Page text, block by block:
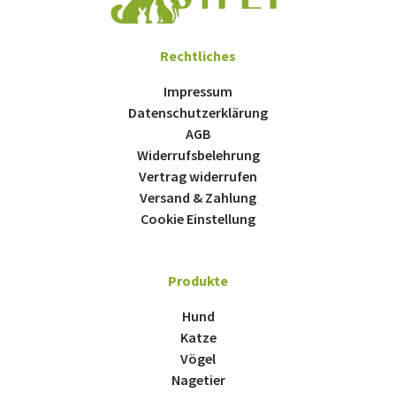
Rechtliches
Impressum
Datenschutzerklärung
AGB
Widerrufsbelehrung
Vertrag widerrufen
Versand & Zahlung
Cookie Einstellung
Produkte
Hund
Katze
Vögel
Nagetier